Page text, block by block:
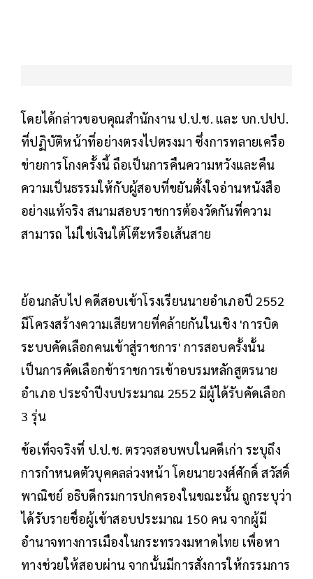
โดยได้กล่าวขอบคุณสำนักงาน ป.ป.ช. และ บก.ปปป.
ที่ปฏิบัติหน้าที่อย่างตรงไปตรงมา ซึ่งการทลายเครือ
ข่ายการโกงครั้งนี้ ถือเป็นการคืนความหวังและคืน
ความเป็นธรรมให้กับผู้สอบที่ขยันตั้งใจอ่านหนังสือ
อย่างแท้จริง สนามสอบราชการต้องวัดกันที่ความ
สามารถ ไม่ใช่เงินใต้โต๊ะหรือเส้นสาย
ย้อนกลับไป คดีสอบเข้าโรงเรียนนายอำเภอปี 2552
มีโครงสร้างความเสียหายที่คล้ายกันในเชิง 'การบิด
ระบบคัดเลือกคนเข้าสู่ราชการ' การสอบครั้งนั้น
เป็นการคัดเลือกข้าราชการเข้าอบรมหลักสูตรนาย
อำเภอ ประจำปีงบประมาณ 2552 มีผู้ได้รับคัดเลือก
3 รุ่น
ข้อเท็จจริงที่ ป.ป.ช. ตรวจสอบพบในคดีเก่า ระบุถึง
การกำหนดตัวบุคคลล่วงหน้า โดยนายวงศ์ศักดิ์ สวัสดิ์
พาณิชย์ อธิบดีกรมการปกครองในขณะนั้น ถูกระบุว่า
ได้รับรายชื่อผู้เข้าสอบประมาณ 150 คน จากผู้มี
อำนาจทางการเมืองในกระทรวงมหาดไทย เพื่อหา
ทางช่วยให้สอบผ่าน จากนั้นมีการสั่งการให้กรรมการ